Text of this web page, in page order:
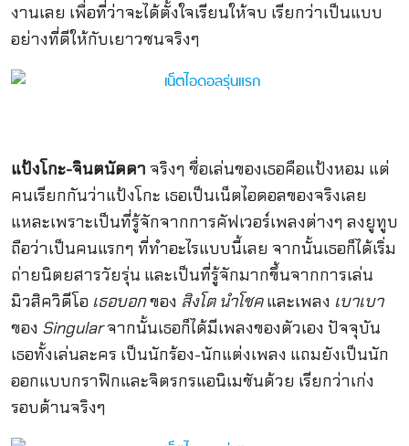
งานเลย เพื่อที่ว่าจะได้ตั้งใจเรียนให้จบ เรียกว่าเป็นแบบ
อย่างที่ดีให้กับเยาวชนจริงๆ
แป้งโกะ-จินตนัดดา จริงๆ ชื่อเล่นของเธอคือแป้งหอม แต่
คนเรียกกันว่าแป้งโกะ เธอเป็นเน็ตไอดอลของจริงเลย
แหละเพราะเป็นที่รู้จักจากการคัฟเวอร์เพลงต่างๆ ลงยูทูบ
ถือว่าเป็นคนแรกๆ ที่ทำอะไรแบบนี้เลย จากนั้นเธอก็ได้เริ่ม
ถ่ายนิตยสารวัยรุ่น และเป็นที่รู้จักมากขึ้นจากการเล่น
มิวสิควิดีโอ เธอบอกของ สิงโต นำโชคและเพลง เบาเบา
ของ Singularจากนั้นเธอก็ได้มีเพลงของตัวเอง ปัจจุบัน
เธอทั้งเล่นละคร เป็นนักร้อง-นักแต่งเพลง แถมยังเป็นนัก
ออกแบบกราฟิกและจิตรกรแอนิเมชันด้วย เรียกว่าเก่ง
รอบด้านจริงๆ